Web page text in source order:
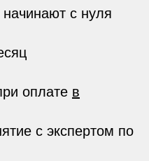
с нуля
оплате в
с экспертом по